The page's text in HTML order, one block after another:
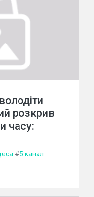
розкрив
часу:
#5 канал